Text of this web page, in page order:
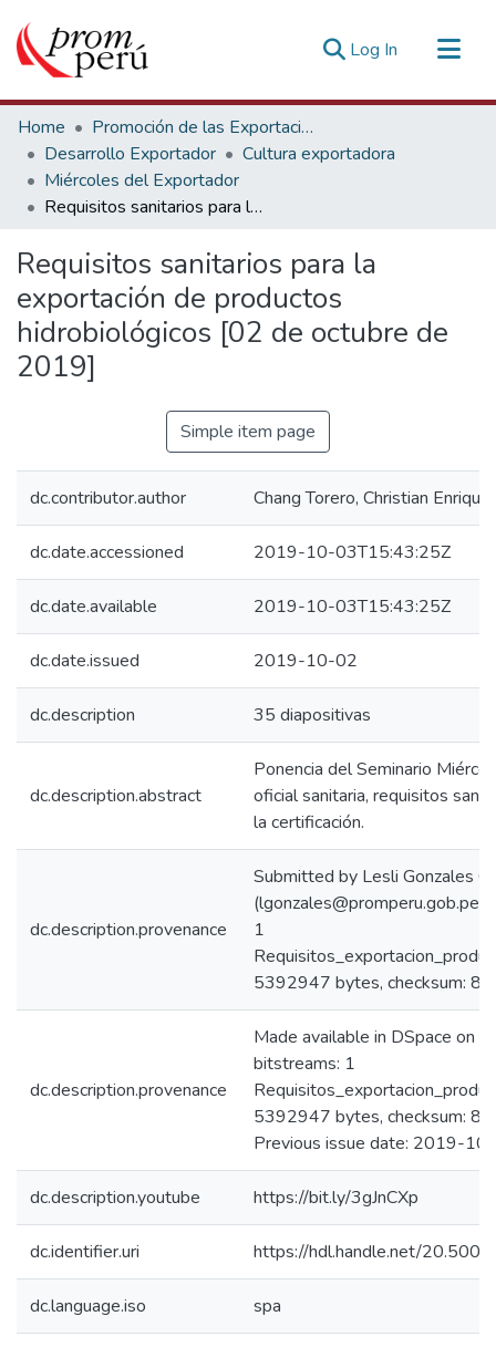
Log In (current)
Communities & Collections
All of DSpace
Statistics
Estadísticas Externas
Home
Promoción de las Exportaciones
Desarrollo Exportador
Cultura exportadora
Miércoles del Exportador
Requisitos sanitarios para la exportación de productos hidrobiológicos [02 de octubre de 2019]
Requisitos sanitarios para la
exportación de productos
hidrobiológicos [02 de octubre de
2019]
Simple item page
dc.contributor.author Chang Torero, Christian Enrique
dc.date.accessioned 2019-10-03T15:43:25Z
dc.date.available 2019-10-03T15:43:25Z
dc.date.issued 2019-10-02
dc.description 35 diapositivas
dc.description.abstract
Ponencia del Seminario
oficial sanitaria, requisitos
la certificación.
dc.description.provenance
Submitted by Lesli Gonzales
1
5392947 bytes, checksum:
dc.description.provenance
Made available in DSpace on
bitstreams: 1
5392947 bytes, checksum:
Previous issue date: 2019-
dc.description.youtube https://bit.ly/3gJnCXp
dc.identifier.uri https://hdl.handle.net/
dc.language.iso spa